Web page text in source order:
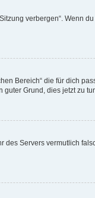
verbergen“. Wenn
Bereich“ die für dich
Grund, dies jetzt zu
Servers vermutlich